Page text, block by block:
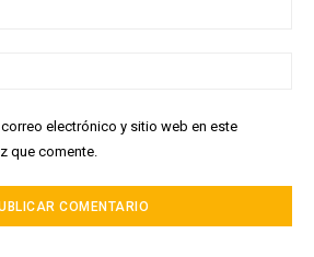
electrónico y sitio web en este
que comente.